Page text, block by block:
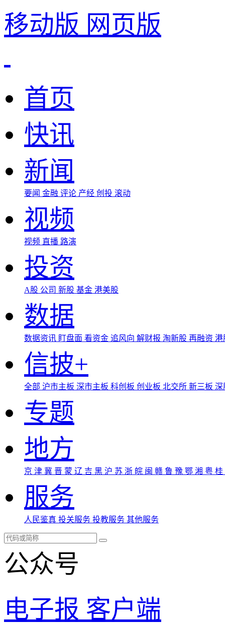
移动版 网页版
首页
快讯
新闻
要闻 金融 评论 产经 创投 滚动
视频
视频 直播 路演
投资
A股 公司 新股 基金 港美股
数据
数据资讯 盯盘面 看资金 追风向 解财报 淘新股 再融资
信披+
全部 沪市主板 深市主板 科创板 创业板 北交所 新三板
专题
地方
京 津 冀 晋 蒙 辽 吉 黑 沪 苏 浙 皖 闽 赣 鲁 豫 鄂 湘 粤 桂
服务
人民鉴真 投关服务 投教服务 其他服务
公众号
电子报 客户端